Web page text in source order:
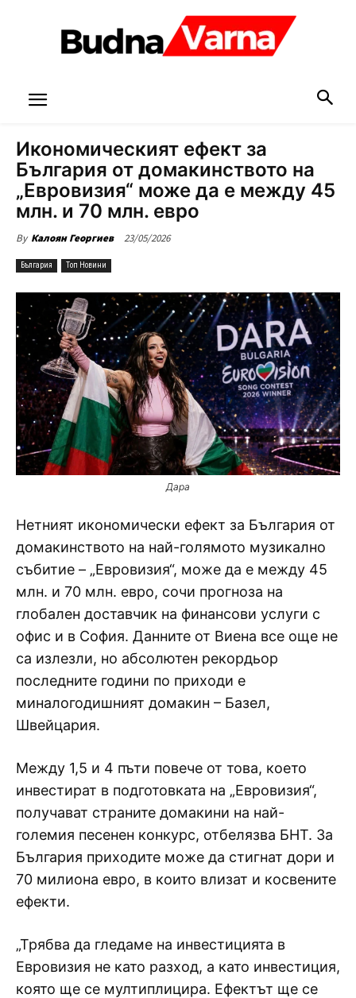
Икономическият ефект за
България от домакинството на
„Евровизия“ може да е между 45
млн. и 70 млн. евро
By Калоян Георгиев 23/05/2026
България Топ Новини
Дара
Нетният икономически ефект за България от
домакинството на най-голямото музикално
събитие – „Евровизия“, може да е между 45
млн. и 70 млн. евро, сочи прогноза на
глобален доставчик на финансови услуги с
офис и в София. Данните от Виена все още не
са излезли, но абсолютен рекордьор
последните години по приходи е
миналогодишният домакин – Базел,
Швейцария.
Между 1,5 и 4 пъти повече от това, което
инвестират в подготовката на „Евровизия“,
получават страните домакини на най-
големия песенен конкурс, отбелязва БНТ. За
България приходите може да стигнат дори и
70 милиона евро, в които влизат и косвените
ефекти.
„Трябва да гледаме на инвестицията в
Евровизия не като разход, а като инвестиция,
която ще се мултиплицира. Ефектът ще се